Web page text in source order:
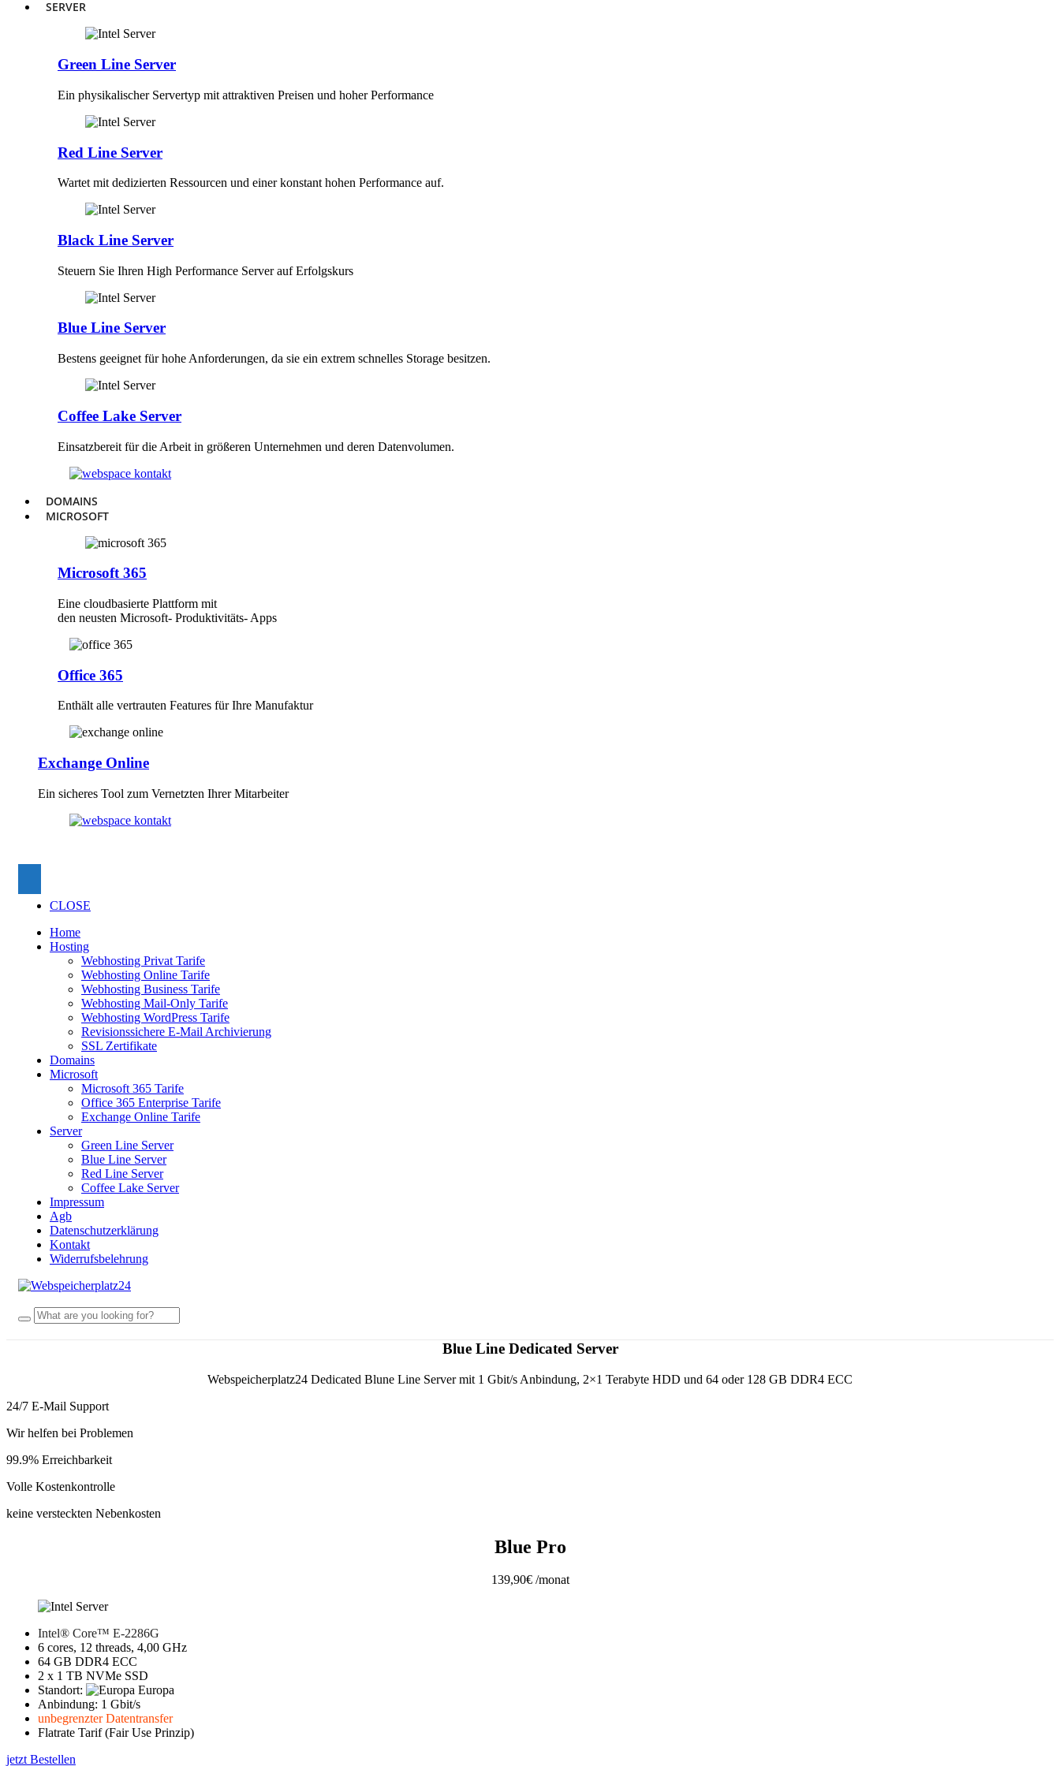
SERVER
Green Line Server
Ein physikalischer Servertyp mit attraktiven Preisen und hoher Performance
Red Line Server
Wartet mit dedizierten Ressourcen und einer konstant hohen Performance auf.
Black Line Server
Steuern Sie Ihren High Performance Server auf Erfolgskurs
Blue Line Server
Bestens geeignet für hohe Anforderungen, da sie ein extrem schnelles Storage besitzen.
Coffee Lake Server
Einsatzbereit für die Arbeit in größeren Unternehmen und deren Datenvolumen.
DOMAINS
MICROSOFT
Microsoft 365
Eine cloudbasierte Plattform mit
den neusten Microsoft- Produktivitäts- Apps
Office 365
Enthält alle vertrauten Features für Ihre Manufaktur
Exchange Online
Ein sicheres Tool zum Vernetzten Ihrer Mitarbeiter
CLOSE
Home
Hosting
Webhosting Privat Tarife
Webhosting Online Tarife
Webhosting Business Tarife
Webhosting Mail-Only Tarife
Webhosting WordPress Tarife
Revisionssichere E-Mail Archivierung
SSL Zertifikate
Domains
Microsoft
Microsoft 365 Tarife
Office 365 Enterprise Tarife
Exchange Online Tarife
Server
Green Line Server
Blue Line Server
Red Line Server
Coffee Lake Server
Impressum
Agb
Datenschutzerklärung
Kontakt
Widerrufsbelehrung
Blue Line Dedicated Server
Webspeicherplatz24 Dedicated Blune Line Server mit 1 Gbit/s Anbindung, 2×1 Terabyte HDD und 64 oder 128 GB DDR4 ECC
24/7 E-Mail Support
Wir helfen bei Problemen
99.9% Erreichbarkeit
Volle Kostenkontrolle
keine versteckten Nebenkosten
Blue Pro
139,90€/monat
Intel® Core™ E-2286G
6 cores, 12 threads, 4,00 GHz
64 GB DDR4 ECC
2 x 1 TB NVMe SSD
Standort:
Europa
Anbindung: 1 Gbit/s
unbegrenzter Datentransfer
Flatrate Tarif (Fair Use Prinzip)
jetzt Bestellen